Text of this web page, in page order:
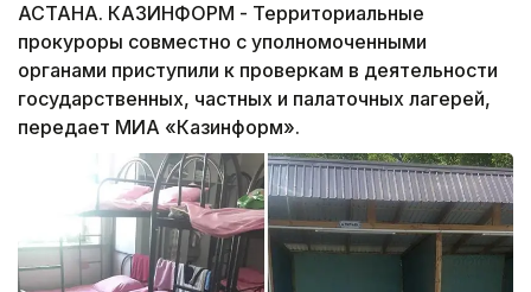
АСТАНА. КАЗИНФОРМ - Территориальные
прокуроры совместно с уполномоченными
органами приступили к проверкам в деятельности
государственных, частных и палаточных лагерей,
передает МИА «Казинформ».